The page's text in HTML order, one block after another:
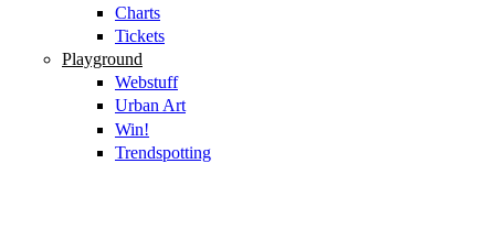
Charts
Tickets
Playground
Webstuff
Urban Art
Win!
Trendspotting